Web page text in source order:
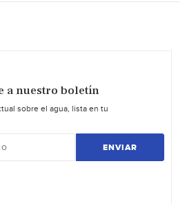
a nuestro boletín
sobre el agua, lista en tu
ENVIAR